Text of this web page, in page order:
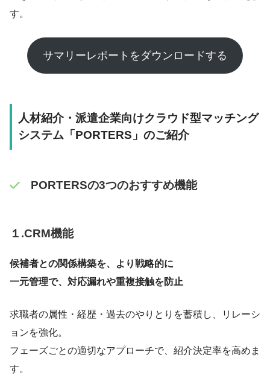
す。
サマリーレポートをダウンロードする
人材紹介・派遣企業向けクラウド型マッチング
システム「PORTERS」のご紹介
PORTERSの3つのおすすめ機能
１.CRM機能
候補者との関係構築を、より戦略的に
一元管理で、対応漏れや重複接触を防止
求職者の属性・経歴・過去のやりとりを蓄積し、リレーシ
ョンを強化。
フェーズごとの適切なアプローチで、紹介決定率を高めま
す。